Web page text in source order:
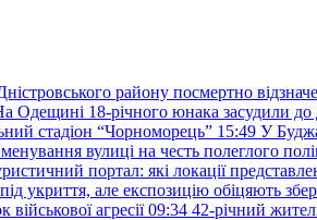
району посмертно
Одещині 18-річного юнака засудили до
стадіон “Чорноморець” 15:49 У
вулиці на честь полеглого
портал: які локації
укриття, але експозицію обіцяють
агресії 09:34 42-річний